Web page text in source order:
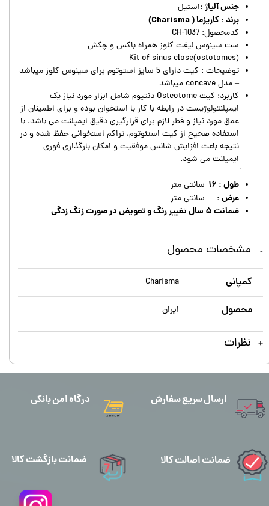
جنس آلیاژ :استیل
برند : کاریزما ( Charisma)
کدمحصول: CH-1037
ست سینوس لیفت کلوز همراه باکس و چکش
Kit of sinus close(ostotomes)
توضیحات : کیت دارای 5 سایز استوتوم برای سینوس کلوز میباشد
– مدل concave میباشد
کاربرد: کیت Osteotome دنتیوم شامل ابزار مورد نیاز یک
ایمپلنتولوژیست در رابطه با کار با استخوان بوده و برای اطمینان از
عمق مورد نیاز و قطر لازم برای قرارگیری دقیق ایمپلنت می باشد. با
استفاده صحیح از کیت استئوتوم، تراکم استخوانی حفظ شده و در
نتیجه باعث افزایش شانس موفقیت و امکان بارگذاری فوری
ایمپلنت می شود.
طول : ۱۶ سانتی متر
عرض : —سانتی متر
ضمانت ۵ سال تغییر رنگ و تعویض در صورت زنگ زدگی
مشخصات محصول
کمپانی Charisma
محصول ایران
نظرات
ارسال سریع سفارش درگاه امن بانکی
ضمانت اصالت کالا ضمانت بازگشت کالا